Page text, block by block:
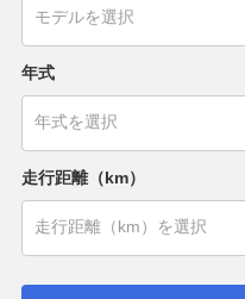
年式
走行距離（km）